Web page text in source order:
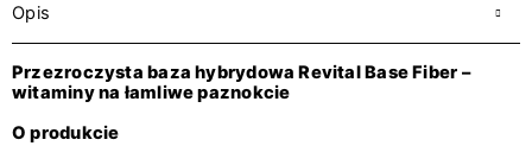
Opis
Przezroczysta baza hybrydowa Revital Base Fiber –
witaminy na łamliwe paznokcie
O produkcie